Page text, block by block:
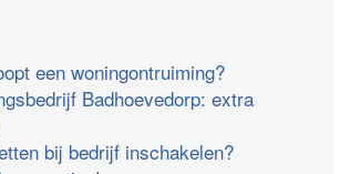
een woningontruiming?
Badhoevedorp: extra
bij bedrijf inschakelen?